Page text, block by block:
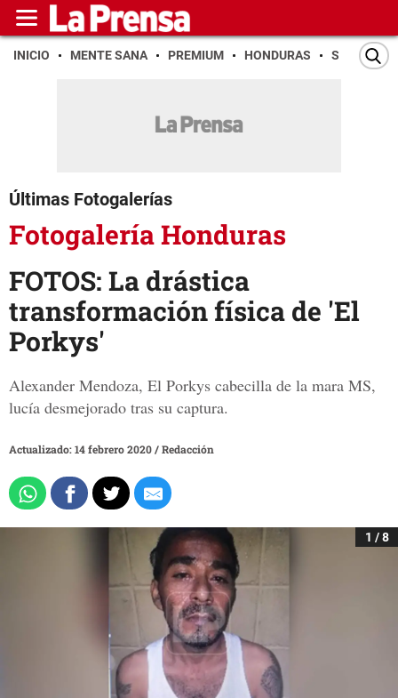
INICIO MENTE SANA PREMIUM HONDURAS SAN PEDRO
Últimas Fotogalerías
Fotogalería Honduras
FOTOS: La drástica
transformación física de 'El
Porkys'
Alexander Mendoza, El Porkys cabecilla de la mara MS,
lucía desmejorado tras su captura.
Actualizado: 14 febrero 2020/Redacción
1 / 8